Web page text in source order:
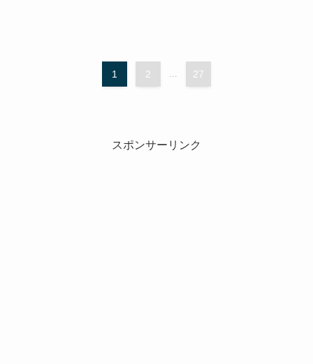
1 2 ... 27
スポンサーリンク